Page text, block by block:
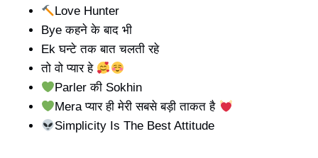
Love Hunter
Bye कहने के बाद भी
Ek घन्टे तक बात चलती रहे
तो वो प्यार हे
Parler की Sokhin
Mera प्यार ही मेरी सबसे बड़ी ताकत है
Simplicity Is The Best Attitude